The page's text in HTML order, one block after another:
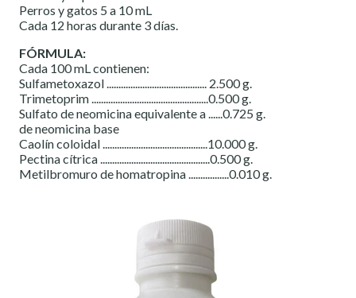
Perros y gatos 5 a 10 mL
Cada 12 horas durante 3 días.
FÓRMULA:
Cada 100 mL contienen:
Sulfametoxazol .......................................... 2.500 g.
Trimetoprim .................................................0.500 g.
Sulfato de neomicina equivalente a ......0.725 g.
de neomicina base
Caolín coloidal ............................................10.000 g.
Pectina cítrica ..............................................0.500 g.
Metilbromuro de homatropina .................0.010 g.